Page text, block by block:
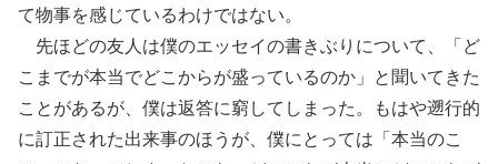
て物事を感じているわけではない。
先ほどの友人は僕のエッセイの書きぶりについて、「ど
こまでが本当でどこからが盛っているのか」と聞いてきた
ことがあるが、僕は返答に窮してしまった。もはや遡行的
に訂正された出来事のほうが、僕にとっては「本当のこ